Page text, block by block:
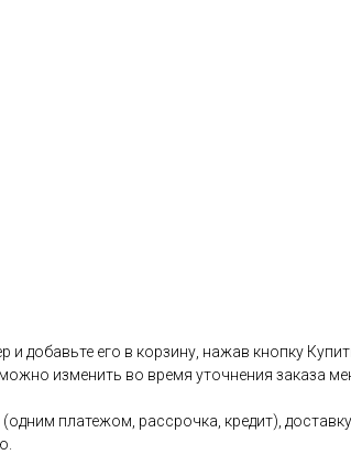
добавьте его в корзину, нажав кнопку
изменить во время уточнения заказа
платежом, рассрочка, кредит),